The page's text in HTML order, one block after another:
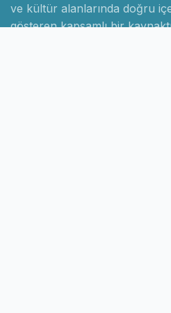
ve kültür alanlarında doğru
gösteren kapsamlı bir